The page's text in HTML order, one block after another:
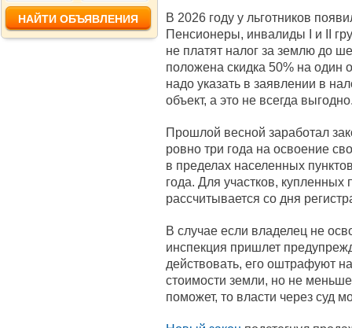
В 2026 году у льготников
Пенсионеры, инвалиды I и II
не платят налог за землю до
положена скидка 50% на один
надо указать в заявлении в
объект, а это не всегда
Прошлой весной заработал
ровно три года на освоение
в пределах населенных
года. Для участков, купленных
рассчитывается со дня
В случае если владелец не
инспекция пришлет
действовать, его оштрафуют
стоимости земли, но не
поможет, то власти через суд